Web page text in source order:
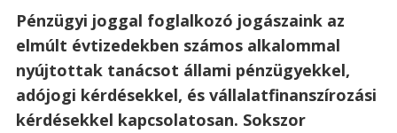
Pénzügyi joggal foglalkozó jogászaink az
elmúlt évtizedekben számos alkalommal
nyújtottak tanácsot állami pénzügyekkel,
adójogi kérdésekkel, és vállalatfinanszírozási
kérdésekkel kapcsolatosan. Sokszor